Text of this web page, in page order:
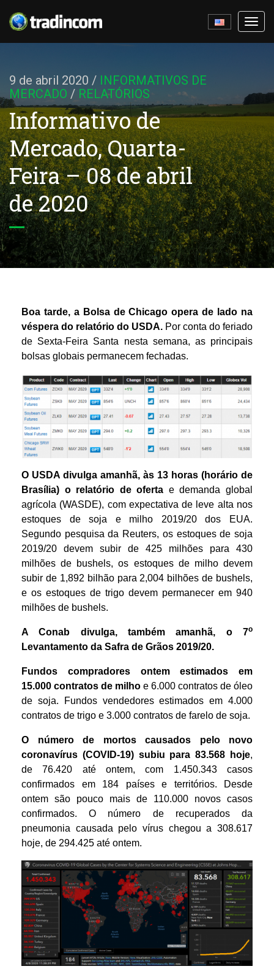
9 de abril 2020 / INFORMATIVOS DE
MERCADO / RELATÓRIOS
Informativo de
Mercado, Quarta-
Feira – 08 de abril
de 2020
Boa tarde, a Bolsa de Chicago opera de lado na
véspera do relatório do USDA. Por conta do feriado
de Sexta-Feira Santa nesta semana, as principais
bolsas globais permanecem fechadas.
O USDA divulga amanhã, às 13 horas (horário de
Brasília) o relatório de oferta e demanda global
agrícola (WASDE), com expectativa de leve alta nos
estoques de soja e milho 2019/20 dos EUA.
Segundo pesquisa da Reuters, os estoques de soja
2019/20 devem subir de 425 milhões para 430
milhões de bushels, os estoques de milho devem
subir de 1,892 bilhão para 2,004 bilhões de bushels,
e os estoques de trigo devem permanecer em 940
milhões de bushels.
A Conab divulga, também amanhã, o 7o
Levantamento da Safra de Grãos 2019/20.
Fundos compradores ontem estimados em
15.000 contratos de milho e 6.000 contratos de óleo
de soja. Fundos vendedores estimados em 4.000
contratos de trigo e 3.000 contratos de farelo de soja.
O número de mortos causados pelo novo
coronavírus (COVID-19) subiu para 83.568 hoje,
de 76.420 até ontem, com 1.450.343 casos
confirmados em 184 países e territórios. Desde
ontem são pouco mais de 110.000 novos casos
confirmados. O número de recuperados da
pneumonia causada pelo vírus chegou a 308.617
hoje, de 294.425 até ontem.